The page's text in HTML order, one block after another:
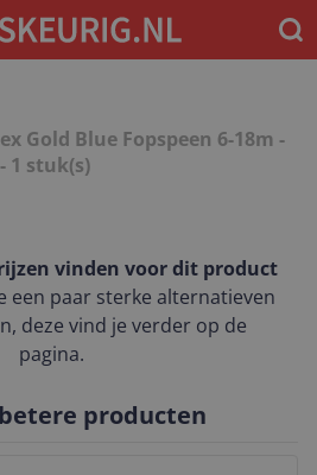
Gold Blue Fopspeen 6-18m -
1 stuk(s)
vinden voor dit product
een paar sterke alternatieven
deze vind je verder op de
pagina.
producten